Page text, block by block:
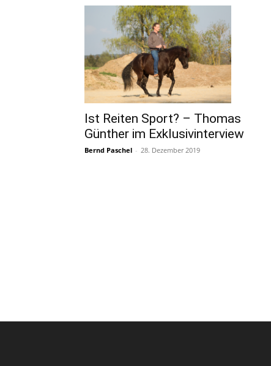
Ist Reiten Sport? – Thomas
Günther im Exklusivinterview
Bernd Paschel - 28. Dezember 2019